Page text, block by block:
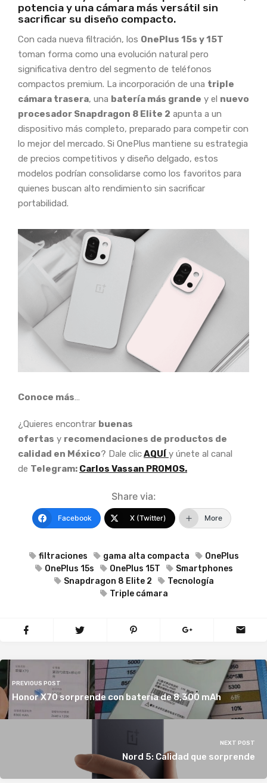
potencia y una cámara más versátil sin
sacrificar su diseño compacto.
Con cada nueva filtración, los OnePlus 15s y 15T
toman forma como una evolución natural pero
significativa dentro del segmento de teléfonos
compactos premium. La incorporación de una triple
cámara trasera, una batería más grande y el nuevo
procesador Snapdragon 8 Elite 2 apunta a un
dispositivo más completo, preparado para competir con
lo mejor del mercado. Si OnePlus mantiene su estrategia
de precios competitivos y diseño delgado, estos
modelos podrían consolidarse como los favoritos para
quienes buscan alto rendimiento sin sacrificar
portabilidad.
Conoce más…
¿Quieres encontrar buenas
ofertas y recomendaciones de productos de
calidad en México? Dale clicAQUÍ y únete al canal
de Telegram: Carlos Vassan PROMOS.
Share via:
Facebook X (Twitter) More
filtraciones gama alta compacta
OnePlus
OnePlus 15s
OnePlus 15T
Smartphones
Snapdragon 8 Elite 2
Tecnología
Triple cámara
PREVIOUS POST
Honor X70 sorprende con batería de 8,300 mAh
NEXT POST
Nord 5: Calidad que sorprende